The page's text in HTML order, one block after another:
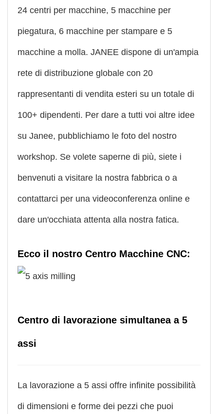
24 centri per macchine, 5 macchine per
piegatura, 6 macchine per stampare e 5
macchine a molla. JANEE dispone di un'ampia
rete di distribuzione globale con 20
rappresentanti di vendita esteri su un totale di
100+ dipendenti. Per dare a tutti voi altre idee
su Janee, pubblichiamo le foto del nostro
workshop. Se volete saperne di più, siete i
benvenuti a visitare la nostra fabbrica o a
contattarci per una videoconferenza online e
dare un'occhiata attenta alla nostra fatica.
Ecco il nostro Centro Macchine CNC:
Centro di lavorazione simultanea a 5
assi
La lavorazione a 5 assi offre infinite possibilità
di dimensioni e forme dei pezzi che puoi